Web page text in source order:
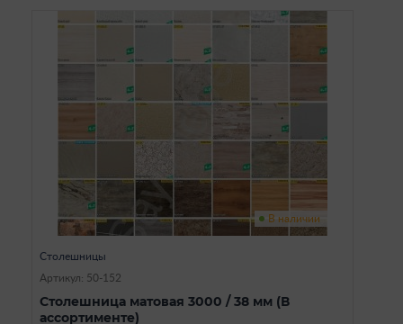
В наличии
Столешницы
Артикул: 50-152
Столешница матовая 3000 / 38 мм (В
ассортименте)